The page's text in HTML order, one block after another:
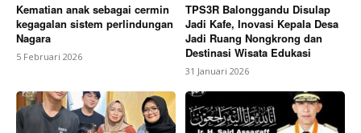
Kematian anak sebagai cermin
kegagalan sistem perlindungan
Nagara
5 Februari 2026
TPS3R Balonggandu Disulap
Jadi Kafe, Inovasi Kepala Desa
Jadi Ruang Nongkrong dan
Destinasi Wisata Edukasi
31 Januari 2026